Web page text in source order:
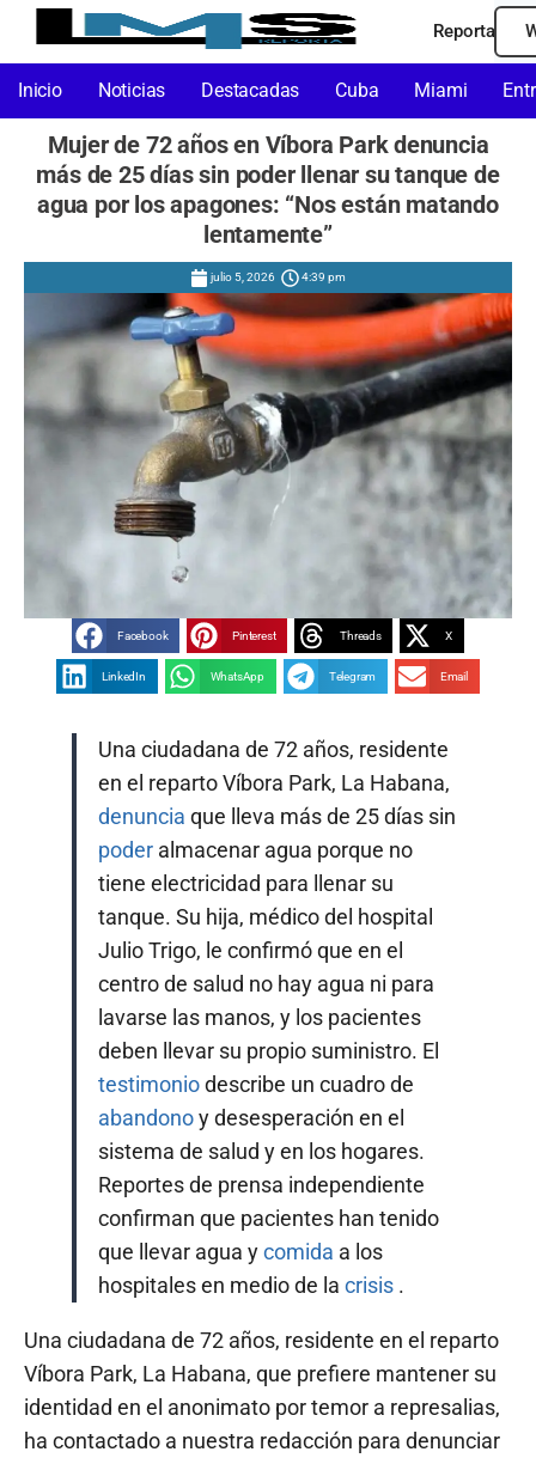
Reporta
Inicio Noticias Destacadas Cuba Miami
Mujer de 72 años en Víbora Park denuncia
más de 25 días sin poder llenar su tanque de
agua por los apagones: “Nos están matando
lentamente”
julio 5, 2026 4:39 pm
Facebook Pinterest Threads X
LinkedIn WhatsApp Telegram Email
Una ciudadana de 72 años, residente
en el reparto Víbora Park, La Habana,
denuncia que lleva más de 25 días sin
poder almacenar agua porque no
tiene electricidad para llenar su
tanque. Su hija, médico del hospital
Julio Trigo, le confirmó que en el
centro de salud no hay agua ni para
lavarse las manos, y los pacientes
deben llevar su propio suministro. El
testimoniodescribe un cuadro de
abandonoy desesperación en el
sistema de salud y en los hogares.
Reportes de prensa independiente
confirman que pacientes han tenido
que llevar agua ycomida a los
hospitales en medio de la crisis .
Una ciudadana de 72 años, residente en el reparto
Víbora Park, La Habana, que prefiere mantener su
identidad en el anonimato por temor a represalias,
ha contactado a nuestra redacción para denunciar